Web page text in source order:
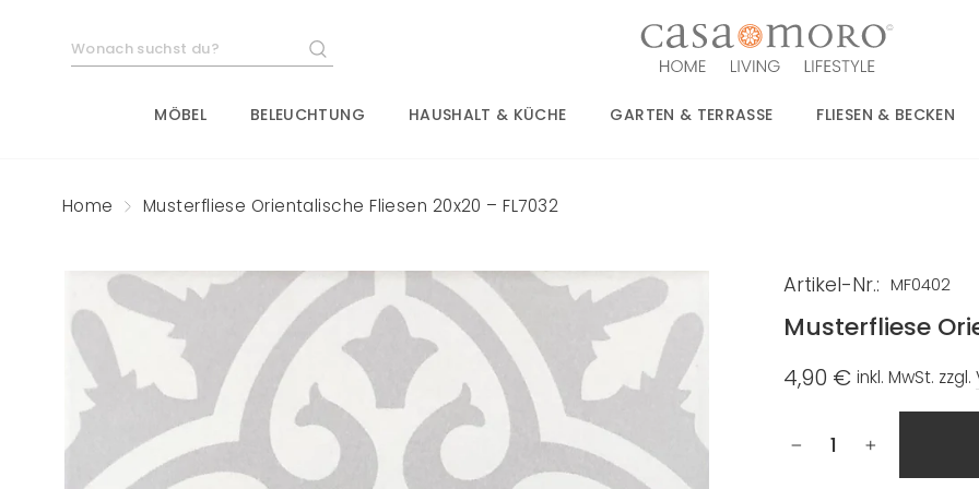
SUCHE
MÖBEL BELEUCHTUNG HAUSHALT & KÜCHE GARTEN & TERRASSE FLIESEN & BECKEN
Home Musterfliese Orientalische Fliesen 20x20 – FL7032
Artikel-Nr.: MF0402
Musterfliese
Normaler
4,90 € inkl. MwSt. zzgl.
+